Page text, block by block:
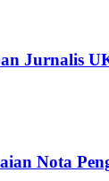
Jurnalis
Nota